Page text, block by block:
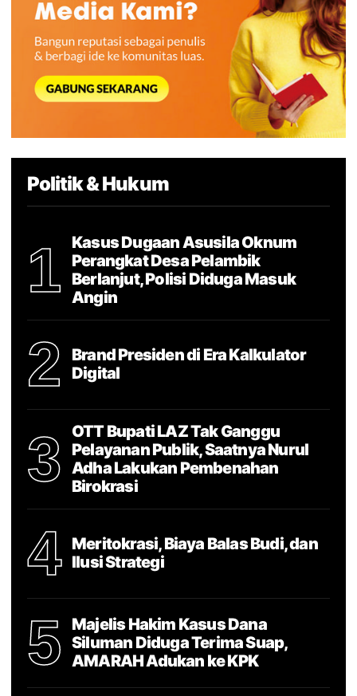
Politik & Hukum
1
Kasus Dugaan Asusila Oknum
Perangkat Desa Pelambik
Berlanjut, Polisi Diduga Masuk
Angin
2
Brand Presiden di Era Kalkulator
Digital
3
OTT Bupati LAZ Tak Ganggu
Pelayanan Publik, Saatnya Nurul
Adha Lakukan Pembenahan
Birokrasi
4
Meritokrasi, Biaya Balas Budi, dan
Ilusi Strategi
5
Majelis Hakim Kasus Dana
Siluman Diduga Terima Suap,
AMARAH Adukan ke KPK